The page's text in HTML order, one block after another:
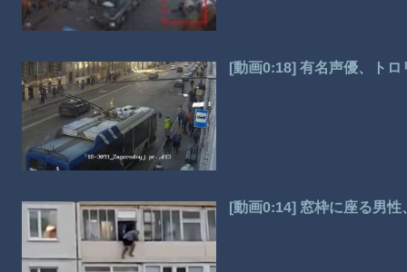
[動画0:18] 有名声優、ト
[動画0:14] 窓枠に座る男